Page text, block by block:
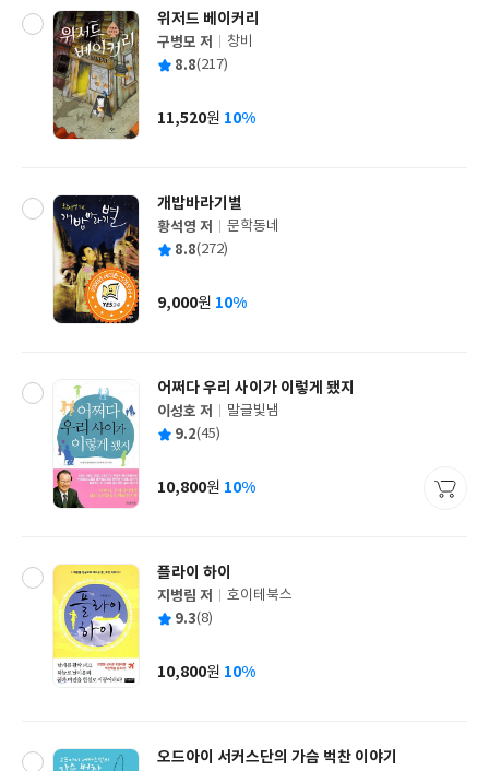
위저드 베이커리
글
쓴
구병모 저
출
사
창비
평 8.8(217)
가
11,520원 10%
개밥바라기별
글
쓴
황석영 저
출
사
문학동네
평 8.8(272)
가
9,000원 10%
어쩌다 우리 사이가 이렇게 됐지
글
쓴
이성호 저
출
사
말글빛냄
평 9.2(45)
가
10,800원 10%
플라이 하이
글
쓴
지병림 저
출
사
호이테북스
평 9.3(8)
가
10,800원 10%
오드아이 서커스단의 가슴 벅찬 이야기